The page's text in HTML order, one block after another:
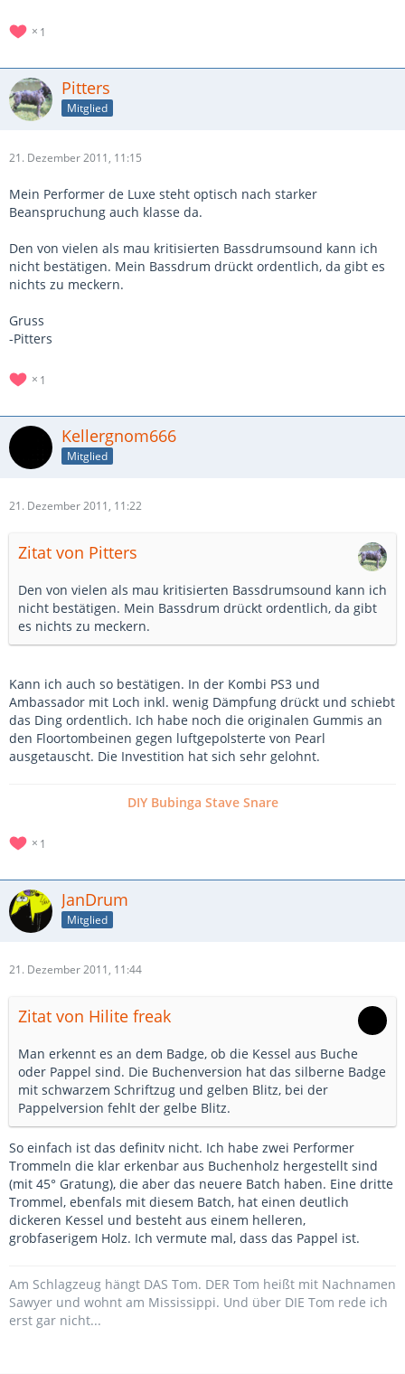
1
Pitters
Mitglied
21. Dezember 2011, 11:15
Mein Performer de Luxe steht optisch nach starker
Beanspruchung auch klasse da.
Den von vielen als mau kritisierten Bassdrumsound kann ich
nicht bestätigen. Mein Bassdrum drückt ordentlich, da gibt es
nichts zu meckern.
Gruss
-Pitters
1
Kellergnom666
Mitglied
21. Dezember 2011, 11:22
Zitat von Pitters
Den von vielen als mau kritisierten Bassdrumsound kann ich
nicht bestätigen. Mein Bassdrum drückt ordentlich, da gibt
es nichts zu meckern.
Kann ich auch so bestätigen. In der Kombi PS3 und
Ambassador mit Loch inkl. wenig Dämpfung drückt und schiebt
das Ding ordentlich. Ich habe noch die originalen Gummis an
den Floortombeinen gegen luftgepolsterte von Pearl
ausgetauscht. Die Investition hat sich sehr gelohnt.
DIY Bubinga Stave Snare
1
JanDrum
Mitglied
21. Dezember 2011, 11:44
Zitat von Hilite freak
Man erkennt es an dem Badge, ob die Kessel aus Buche
oder Pappel sind. Die Buchenversion hat das silberne Badge
mit schwarzem Schriftzug und gelben Blitz, bei der
Pappelversion fehlt der gelbe Blitz.
So einfach ist das definitv nicht. Ich habe zwei Performer
Trommeln die klar erkenbar aus Buchenholz hergestellt sind
(mit 45° Gratung), die aber das neuere Batch haben. Eine dritte
Trommel, ebenfals mit diesem Batch, hat einen deutlich
dickeren Kessel und besteht aus einem helleren,
grobfaserigem Holz. Ich vermute mal, dass das Pappel ist.
Am Schlagzeug hängt DAS Tom. DER Tom heißt mit Nachnamen
Sawyer und wohnt am Mississippi. Und über DIE Tom rede ich
erst gar nicht...